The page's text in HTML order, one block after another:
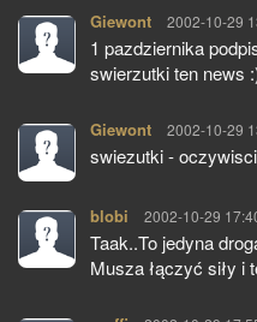
Giewont pisze:
2002-10-29
1 pazdziernika
swierzutki ten news
Giewont pisze:
2002-10-29
swiezutki -
blobi pisze:
2002-10-29
Taak..To jedyna
Musza łączyć siły i